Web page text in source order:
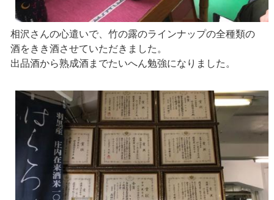
相沢さんの心遣いで、竹の露のラインナップの全種類の
酒をきき酒させていただきました。
出品酒から熟成酒までたいへん勉強になりました。